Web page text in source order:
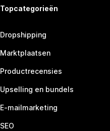
Topcategorieën
Dropshipping
Marktplaatsen
Productrecensies
Upselling en bundels
E-mailmarketing
SEO